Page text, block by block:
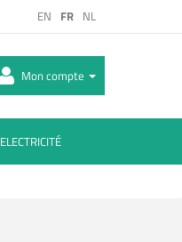
EN FR NL
Mon compte
ELECTRICITÉ